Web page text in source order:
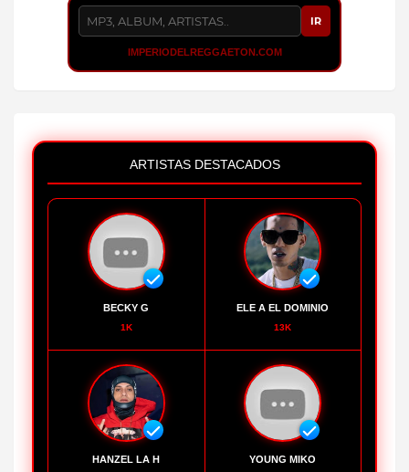
IR
IMPERIODELREGGAETON.COM
ARTISTAS DESTACADOS
BECKY G
1K
ELE A EL DOMINIO
13K
HANZEL LA H YOUNG MIKO